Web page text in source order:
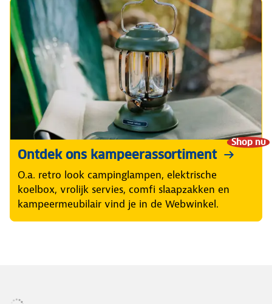
Shop nu
Ontdek ons kampeerassortiment
O.a. retro look campinglampen, elektrische
koelbox, vrolijk servies, comfi slaapzakken en
kampeermeubilair vind je in de Webwinkel.